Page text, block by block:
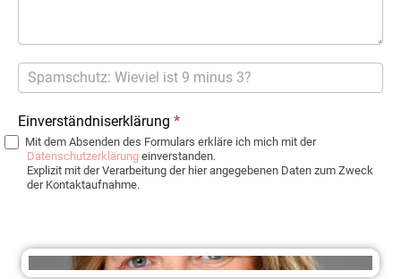
Einverständniserklärung *
Mit dem Absenden des Formulars erkläre ich mich mit der
Datenschutzerklärung einverstanden.
Explizit mit der Verarbeitung der hier angegebenen Daten zum Zweck
der Kontaktaufnahme.